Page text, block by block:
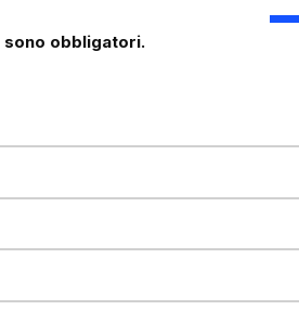
sono obbligatori.